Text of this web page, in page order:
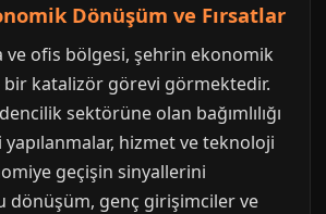
Dönüşüm ve Fırsatlar
ve ofis bölgesi, şehrin ekonomik
katalizör görevi görmektedir.
sektörüne olan bağımlılığı
hizmet ve teknoloji
geçişin sinyallerini
dönüşüm, genç girişimciler ve